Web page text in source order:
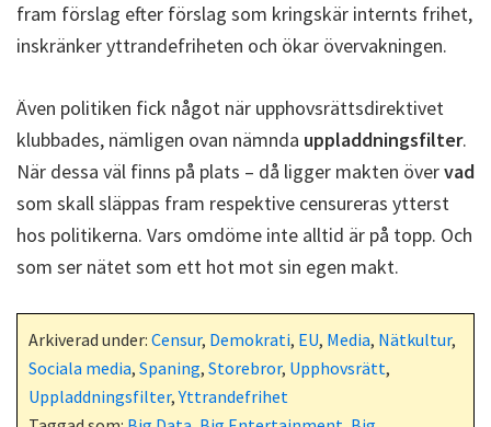
fram förslag efter förslag som kringskär internts frihet,
inskränker yttrandefriheten och ökar övervakningen.
Även politiken fick något när upphovsrättsdirektivet
klubbades, nämligen ovan nämnda uppladdningsfilter.
När dessa väl finns på plats – då ligger makten övervad
som skall släppas fram respektive censureras ytterst
hos politikerna. Vars omdöme inte alltid är på topp. Och
som ser nätet som ett hot mot sin egen makt.
Arkiverad under: Censur, Demokrati, EU, Media, Nätkultur,
Sociala media, Spaning, Storebror, Upphovsrätt,
Uppladdningsfilter,Yttrandefrihet